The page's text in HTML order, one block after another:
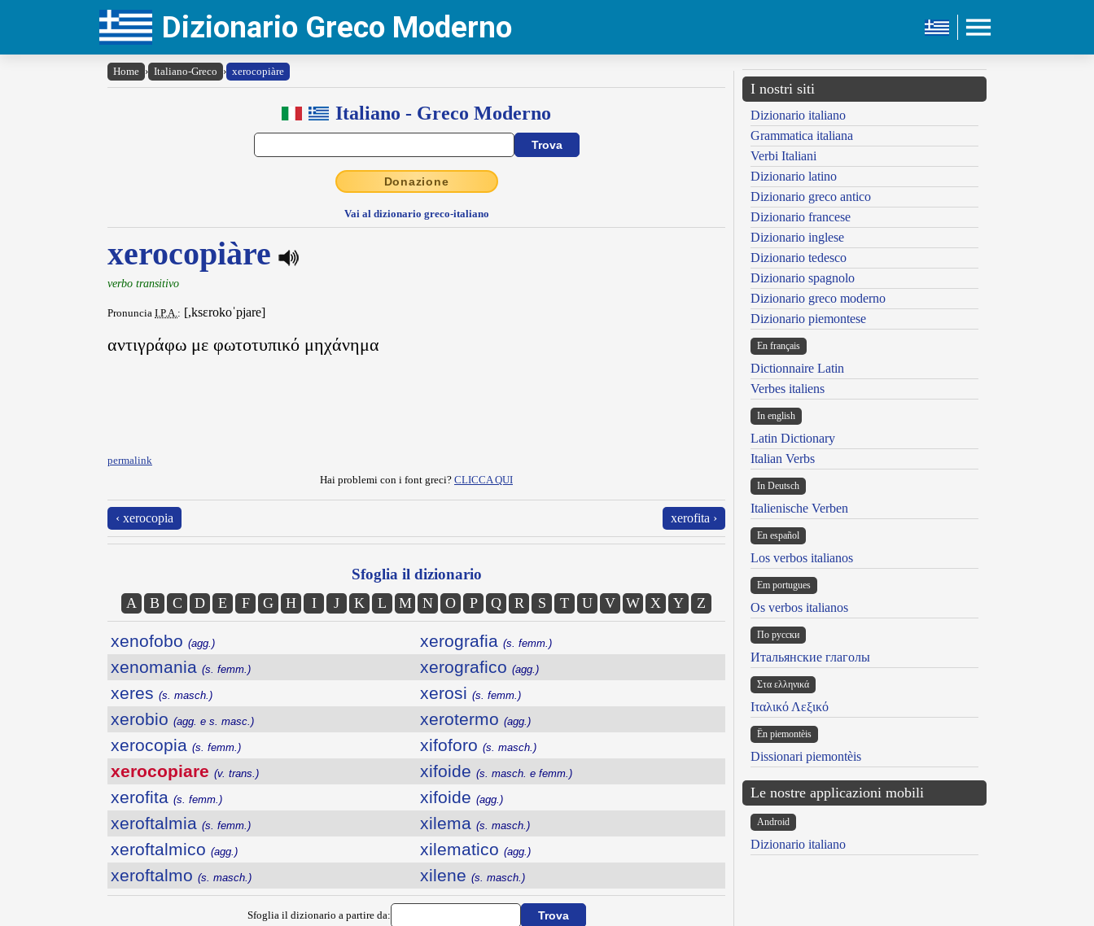
Dizionario Greco Moderno
Home › Italiano-Greco › xerocopiàre
Italiano - Greco Moderno
Donazione
Vai al dizionario greco-italiano
xerocopiàre
verbo transitivo
Pronuncia I.P.A.: [,ksɛrokoˈpjare]
αντιγράφω με φωτοτυπικό μηχάνημα
permalink
Hai problemi con i font greci? CLICCA QUI
‹ xerocopia xerofita ›
Sfoglia il dizionario
A B C D E F G H I J K L M N O P Q R S T U V W X Y Z
xenofobo (agg.)
xenomania (s. femm.)
xeres (s. masch.)
xerobio (agg. e s. masc.)
xerocopia (s. femm.)
xerocopiare (v. trans.)
xerofita (s. femm.)
xeroftalmia (s. femm.)
xeroftalmico (agg.)
xeroftalmo (s. masch.)
xerografia (s. femm.)
xerografico (agg.)
xerosi (s. femm.)
xerotermo (agg.)
xifoforo (s. masch.)
xifoide (s. masch. e femm.)
xifoide (agg.)
xilema (s. masch.)
xilematico (agg.)
xilene (s. masch.)
Sfoglia il dizionario a partire da:
I nostri siti
Dizionario italiano
Grammatica italiana
Verbi Italiani
Dizionario latino
Dizionario greco antico
Dizionario francese
Dizionario inglese
Dizionario tedesco
Dizionario spagnolo
Dizionario greco moderno
Dizionario piemontese
En français
Dictionnaire Latin
Verbes italiens
In english
Latin Dictionary
Italian Verbs
In Deutsch
Italienische Verben
En español
Los verbos italianos
Em portugues
Os verbos italianos
По русски
Итальянские глаголы
Στα ελληνικά
Ιταλικό Λεξικό
Ën piemontèis
Dissionari piemontèis
Le nostre applicazioni mobili
Android
Dizionario italiano